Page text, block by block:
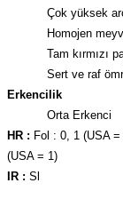
Çok yüksek
Homojen
Tam kırmızı
Sert ve raf
Erkencilik
Orta Erkenci
HR : Fol : 0, 1 (USA
(USA = 1)
IR : Sl